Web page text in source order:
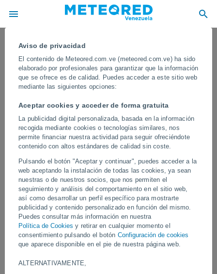
Aviso de privacidad
El contenido de Meteored.com.ve (meteored.com.ve) ha sido
elaborado por profesionales para garantizar que la información
que se ofrece es de calidad. Puedes acceder a este sitio web
mediante las siguientes opciones:
Aceptar cookies y acceder de forma gratuita
La publicidad digital personalizada, basada en la información
recogida mediante cookies o tecnologías similares, nos
permite financiar nuestra actividad para seguir ofreciéndote
contenido con altos estándares de calidad sin coste.
Pulsando el botón "Aceptar y continuar", puedes acceder a la
web aceptando la instalación de todas las cookies, ya sean
nuestras o de nuestros socios, que nos permiten el
seguimiento y análisis del comportamiento en el sitio web,
así como desarrollar un perfil específico para mostrarte
publicidad y contenido personalizado en función del mismo.
Puedes consultar más información en nuestra
Política de Cookies y retirar en cualquier momento el
consentimiento pulsando el botón Configuración de cookies
que aparece disponible en el pie de nuestra página web.
ALTERNATIVAMENTE,
Una gran tolvanera deja imágenes
impactantes en Sungai Penang,
Malasia
El fenómeno fue registrado por vecinos de la zona, quienes
captaron el momento en que el remolino avanzaba entre las
viviendas.
Vídeos